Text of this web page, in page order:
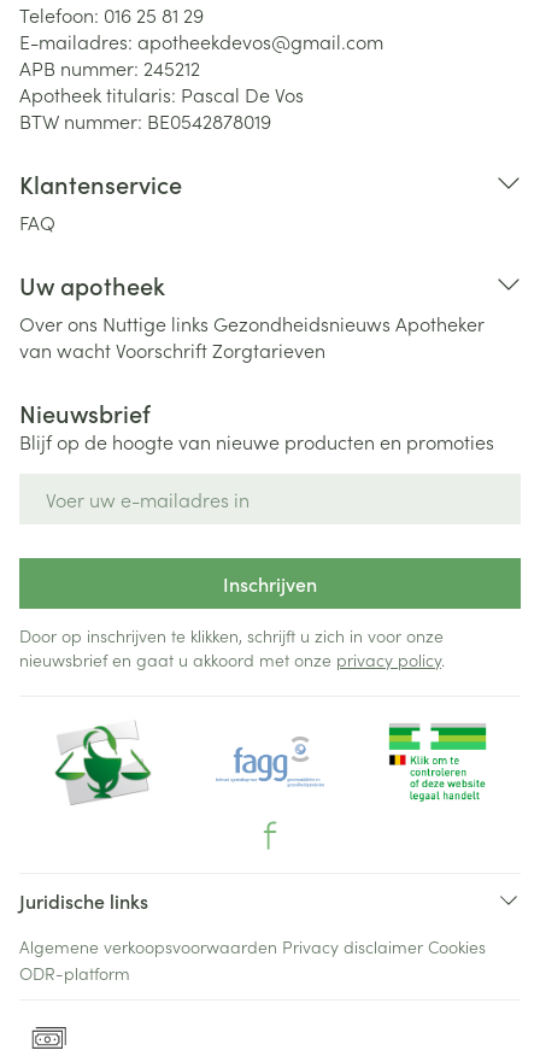
Telefoon: 016 25 81 29
E-mailadres: apotheekdevos@gmail.com
APB nummer: 245212
Apotheek titularis: Pascal De Vos
BTW nummer: BE0542878019
Klantenservice
FAQ
Uw apotheek
Over ons Nuttige links Gezondheidsnieuws Apotheker
van wachtVoorschriftZorgtarieven
Nieuwsbrief
Blijf op de hoogte van nieuwe producten en promoties
Inschrijven
Door op inschrijven te klikken, schrijft u zich in voor onze
nieuwsbrief en gaat u akkoord met onze privacy policy.
Juridische links
Algemene verkoopsvoorwaarden Privacy disclaimer Cookies
ODR-platform